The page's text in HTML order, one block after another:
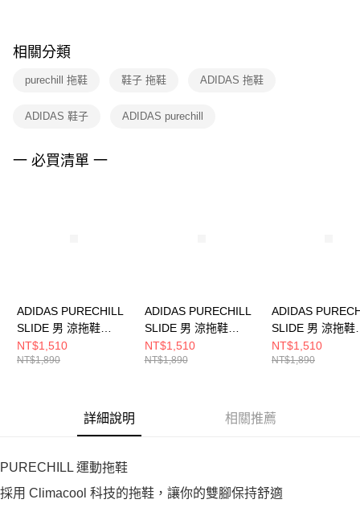
※ 交易是否成功請以「AFTEE先享後付 」之結帳頁面顯示為準，若有關於
是否繳費成功／繳費後需取消欲退款等相關疑問，請聯繫「AFTEE先享後付
客戶支援中心」 https://netprotections.freshdesk.com/support/home
１．透過由恩沛科技股份有限公司提供之「AFTEE先享後付」服務完成之交
２．關於個人資料處理事宜，請瀏覽以下網址：
相關分類
purechill 拖鞋 鞋子 拖鞋 ADIDAS 拖鞋
ADIDAS 鞋子 ADIDAS purechill
一 必買清單 一
ADIDAS PURECHILL
SLIDE 男 涼拖鞋
KI0055
NT$1,510
NT$1,890
ADIDAS PURECHILL
SLIDE 男 涼拖鞋
KH6736
NT$1,510
NT$1,890
ADIDAS
SLIDE 男 涼拖鞋
KI0054
NT$1,510
NT$1,890
詳細說明 相關推薦
PURECHILL 運動拖鞋
採用 Climacool 科技的拖鞋，讓你的雙腳保持舒適